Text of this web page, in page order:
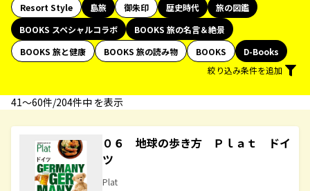
Resort Style
島旅 御朱印 歴史時代
旅の図鑑
BOOKS スペシャルコラボ
BOOKS 旅の名言＆絶景
BOOKS 旅と健康
BOOKS 旅の読み物 BOOKS
D-Books
絞り込み条件を追加
41〜60件/204件中 を表示
０６ 地球の歩き方 Ｐｌａｔ ドイ
ツ
Plat